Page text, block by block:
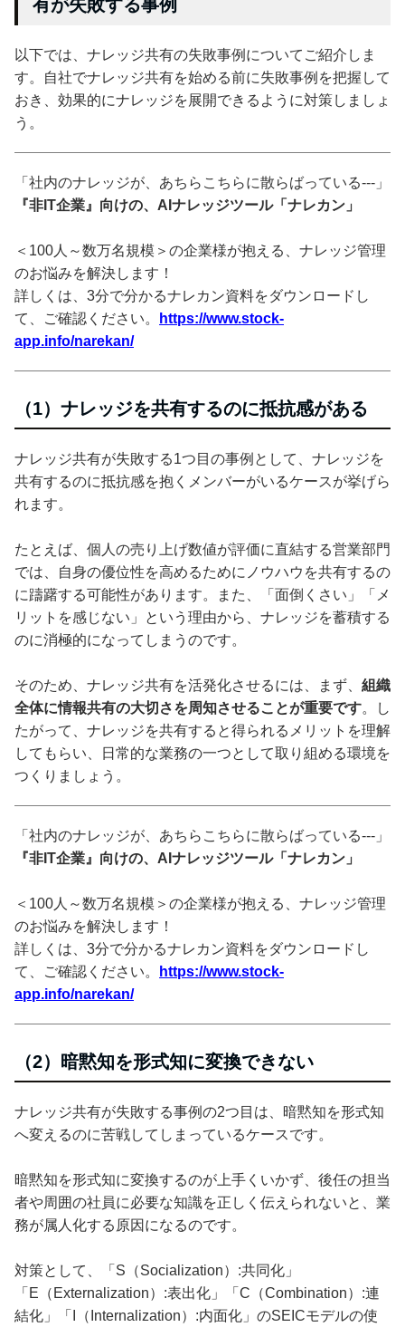
有が失敗する事例
以下では、ナレッジ共有の失敗事例についてご紹介しま
す。自社でナレッジ共有を始める前に失敗事例を把握して
おき、効果的にナレッジを展開できるように対策しましょ
う。
「社内のナレッジが、あちらこちらに散らばっている---」
『非IT企業』向けの、AIナレッジツール「ナレカン」
＜100人～数万名規模＞の企業様が抱える、ナレッジ管理
のお悩みを解決します！
詳しくは、3分で分かるナレカン資料をダウンロードし
て、ご確認ください。
https://www.stock-
app.info/narekan/
（1）ナレッジを共有するのに抵抗感がある
ナレッジ共有が失敗する1つ目の事例として、ナレッジを
共有するのに抵抗感を抱くメンバーがいるケースが挙げら
れます。
たとえば、個人の売り上げ数値が評価に直結する営業部門
では、自身の優位性を高めるためにノウハウを共有するの
に躊躇する可能性があります。また、「面倒くさい」「メ
リットを感じない」という理由から、ナレッジを蓄積する
のに消極的になってしまうのです。
そのため、ナレッジ共有を活発化させるには、まず、 組織
全体に情報共有の大切さを周知させることが重要です。し
たがって、ナレッジを共有すると得られるメリットを理解
してもらい、日常的な業務の一つとして取り組める環境を
つくりましょう。
「社内のナレッジが、あちらこちらに散らばっている---」
『非IT企業』向けの、AIナレッジツール「ナレカン」
＜100人～数万名規模＞の企業様が抱える、ナレッジ管理
のお悩みを解決します！
詳しくは、3分で分かるナレカン資料をダウンロードし
て、ご確認ください。
https://www.stock-
app.info/narekan/
（2）暗黙知を形式知に変換できない
ナレッジ共有が失敗する事例の2つ目は、暗黙知を形式知
へ変えるのに苦戦してしまっているケースです。
暗黙知を形式知に変換するのが上手くいかず、後任の担当
者や周囲の社員に必要な知識を正しく伝えられないと、業
務が属人化する原因になるのです。
対策として、「S（Socialization）:共同化」
「E（Externalization）:表出化」「C（Combination）:連
結化」「I（Internalization）:内面化」のSEICモデルの使